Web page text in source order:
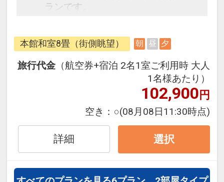
ランです。
できるダイナミックパッケージだか
ら、一都市滞在はもちろん周遊旅行
にも最適！
旅行期間中の1泊だけの宿泊や延
泊・飛び泊なども自由自在です。
フライトは、安心のJAL（または
JALグループ）確約！フライトマイ
ル50%貯まります。
オプションでレンタカーや現地交
通・体験プランなどの追加（同時予
約）が可能なプランもございます。
本館和室8畳（街側眺望） 朝 昼 夕
旅行代金 （航空券+宿泊 2名1室ご利用時 大人
1名様あたり）
102,900円
空き： ○(08月08日11:30時点)
詳細 選択